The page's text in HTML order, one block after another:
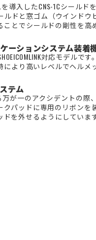
入したCNS-1Cシールド
ドと窓ゴム（ウインドウ
とでシールドの剛性を高
ーションシステム装着
対応モデルで
より高いレベルでヘルメ
テム
万が一のアクシデントの
パッドに専用のリボンを
を外せるようにしていま